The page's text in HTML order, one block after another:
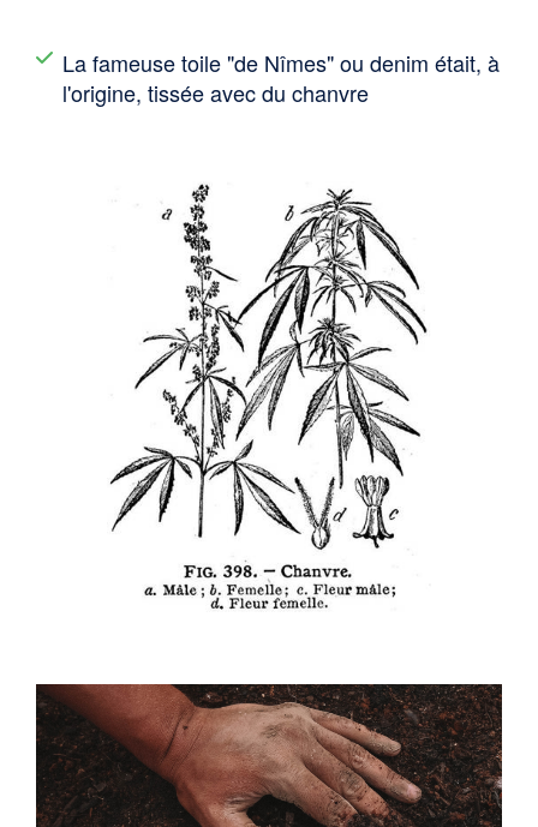
La fameuse toile "de Nîmes" ou denim était, à
l'origine, tissée avec du chanvre